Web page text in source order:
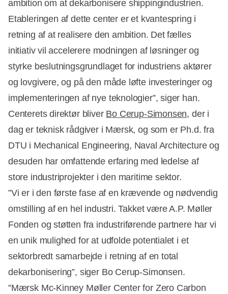
ambition om at dekarbonisere shippingindustrien.
Etableringen af dette center er et kvantespring i
retning af at realisere den ambition. Det fælles
initiativ vil accelerere modningen af løsninger og
styrke beslutningsgrundlaget for industriens aktører
og lovgivere, og på den måde løfte investeringer og
implementeringen af nye teknologier”, siger han.
Centerets direktør bliver Bo Cerup-Simonsen, der i
dag er teknisk rådgiver i Mærsk, og som er Ph.d. fra
DTU i Mechanical Engineering, Naval Architecture og
desuden har omfattende erfaring med ledelse af
store industriprojekter i den maritime sektor.
”Vi er i den første fase af en krævende og nødvendig
omstilling af en hel industri. Takket være A.P. Møller
Fonden og støtten fra industriførende partnere har vi
en unik mulighed for at udfolde potentialet i et
sektorbredt samarbejde i retning af en total
dekarbonisering”, siger Bo Cerup-Simonsen.
”Mærsk Mc-Kinney Møller Center for Zero Carbon